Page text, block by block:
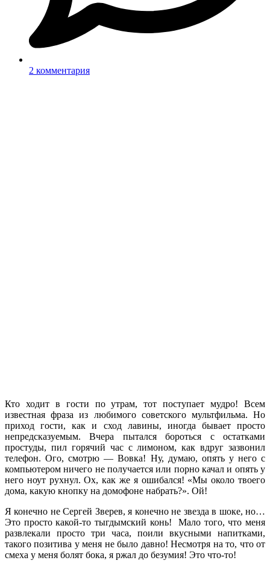
2 комментария
Кто ходит в гости по утрам, тот поступает мудро! Всем
известная фраза из любимого советского мультфильма. Но
приход гости, как и сход лавины, иногда бывает просто
непредсказуемым. Вчера пытался бороться с остатками
простуды, пил горячий час с лимоном, как вдруг зазвонил
телефон. Ого, смотрю — Вовка! Ну, думаю, опять у него с
компьютером ничего не получается или порно качал и опять у
него ноут рухнул. Ох, как же я ошибался! «Мы около твоего
дома, какую кнопку на домофоне набрать?». Ой!
Я конечно не Сергей Зверев, я конечно не звезда в шоке, но…
Это просто какой-то тыгдымский конь! Мало того, что меня
развлекали просто три часа, поили вкусными напитками,
такого позитива у меня не было давно! Несмотря на то, что от
смеха у меня болят бока, я ржал до безумия! Это что-то!